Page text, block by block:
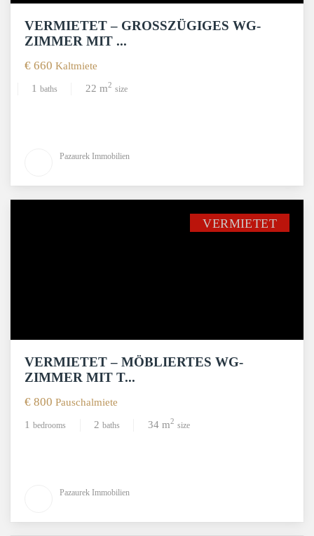
VERMIETET – GROSSZÜGIGES WG-Z
IMMER MIT ...
€ 660 Kaltmiete
1 baths 22 m2 size
Pazaurek Immobilien
VERMIETET
VERMIETET – MÖBLIERTES WG-
ZIMMER MIT T...
€ 800 Pauschalmiete
1 bedrooms 2 baths 34 m2 size
Pazaurek Immobilien